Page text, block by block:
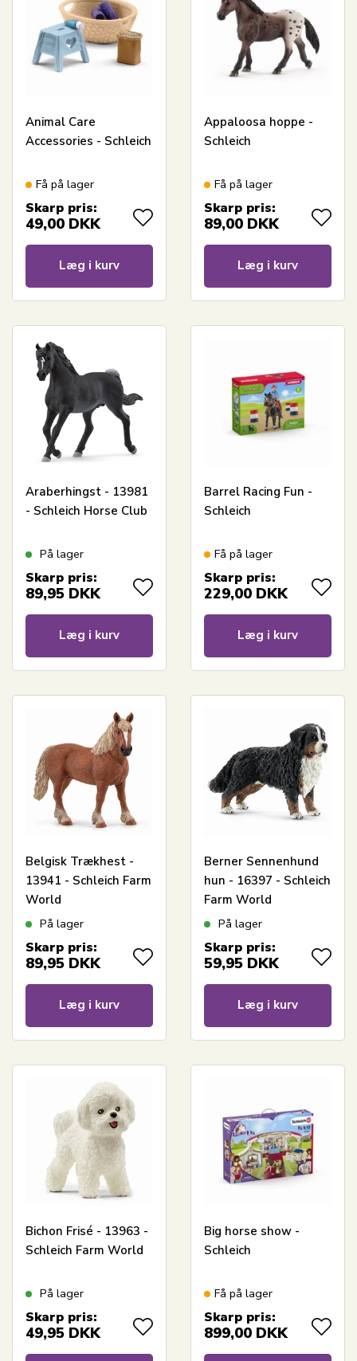
Animal Care
Accessories - Schleich
Få på lager
Skarp pris:
49,00 DKK
Læg i kurv
Appaloosa hoppe -
Schleich
Få på lager
Skarp pris:
89,00 DKK
Læg i kurv
Araberhingst - 13981
- Schleich Horse Club
På lager
Skarp pris:
89,95 DKK
Læg i kurv
Barrel Racing Fun -
Schleich
Få på lager
Skarp pris:
229,00 DKK
Læg i kurv
Belgisk Trækhest -
13941 - Schleich Farm
World
På lager
Skarp pris:
89,95 DKK
Læg i kurv
Berner Sennenhund
hun - 16397 - Schleich
Farm World
På lager
Skarp pris:
59,95 DKK
Læg i kurv
Bichon Frisé - 13963 -
Schleich Farm World
På lager
Skarp pris:
49,95 DKK
Big horse show -
Schleich
Få på lager
Skarp pris:
899,00 DKK